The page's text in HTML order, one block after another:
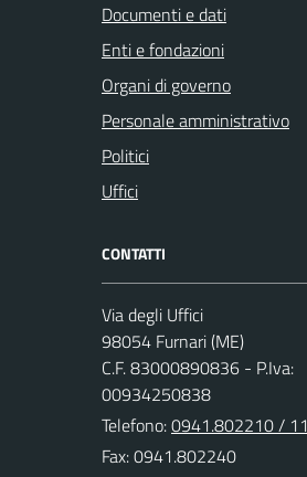
Documenti e dati
Enti e fondazioni
Organi di governo
Personale amministrativo
Politici
Uffici
CONTATTI
Via degli Uffici
98054 Furnari (ME)
C.F. 83000890836 - P.Iva:
00934250838
Telefono:0941.802210 / 11
Fax: 0941.802240